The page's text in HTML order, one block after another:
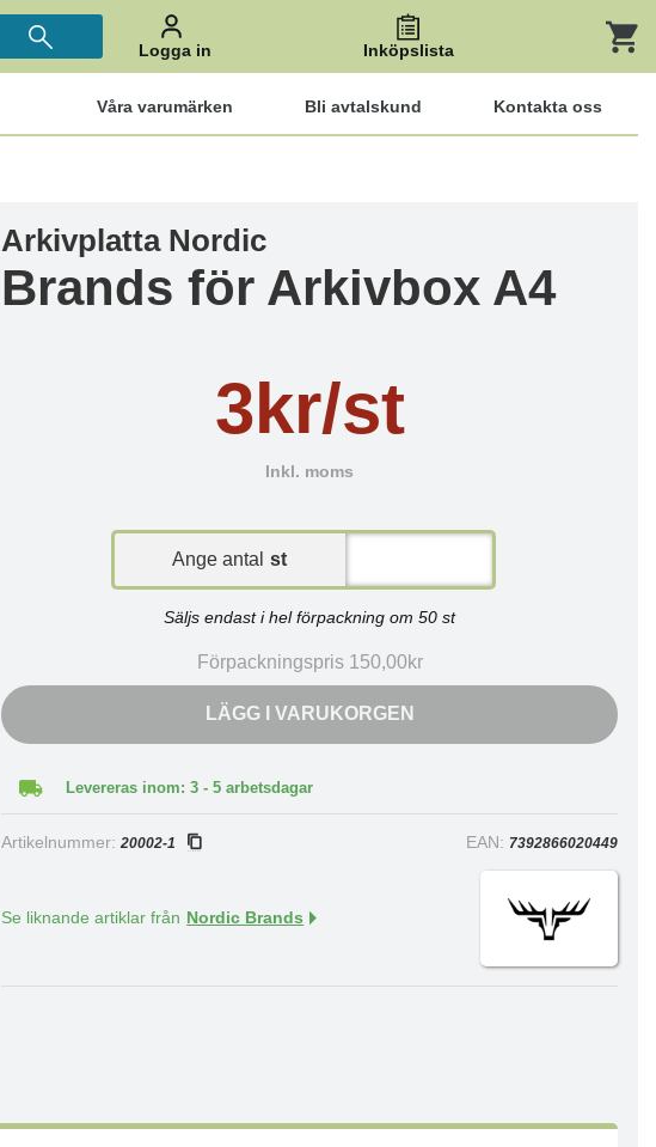
Logga in Inköpslista
Våra varumärken Bli avtalskund Kontakta oss
Arkivplatta Nordic
Brands för Arkivbox A4
3kr/st
Inkl. moms
Ange antal st
Säljs endast i hel förpackning om 50 st
Förpackningspris 150,00kr
LÄGG I VARUKORGEN
Levereras inom: 3 - 5 arbetsdagar
Artikelnummer:20002-1 EAN: 7392866020449
Se liknande artiklar från Nordic Brands